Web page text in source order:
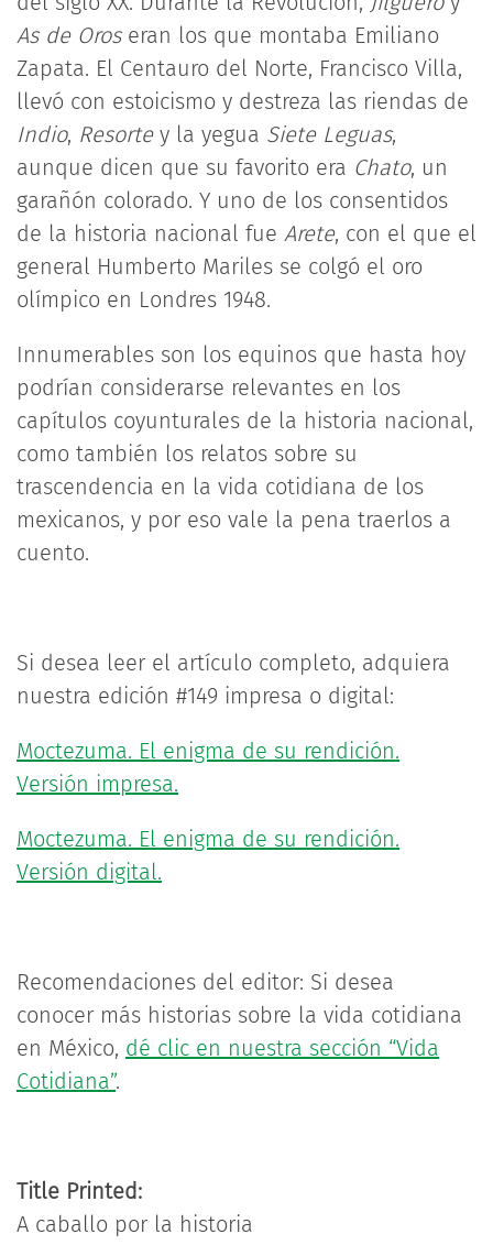
As de Oroseran los que montaba Emiliano
Zapata. El Centauro del Norte, Francisco Villa,
llevó con estoicismo y destreza las riendas de
Indio, Resortey la yegua Siete Leguas,
aunque dicen que su favorito era Chato, un
garañón colorado. Y uno de los consentidos
de la historia nacional fue Arete, con el que el
general Humberto Mariles se colgó el oro
olímpico en Londres 1948.
Innumerables son los equinos que hasta hoy
podrían considerarse relevantes en los
capítulos coyunturales de la historia nacional,
como también los relatos sobre su
trascendencia en la vida cotidiana de los
mexicanos, y por eso vale la pena traerlos a
cuento.
Si desea leer el artículo completo, adquiera
nuestra edición #149 impresa o digital:
Moctezuma. El enigma de su rendición.
Versión impresa.
Moctezuma. El enigma de su rendición.
Versión digital.
Recomendaciones del editor: Si desea
conocer más historias sobre la vida cotidiana
en México, dé clic en nuestra sección “Vida
Cotidiana”.
Title Printed:
A caballo por la historia